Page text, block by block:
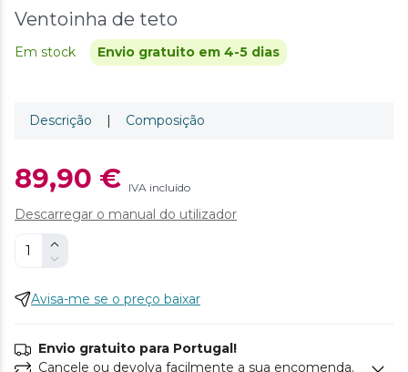
Ventoinha de teto
Em stock Envio gratuito em 4-5 dias
Descrição | Composição
89,90 € IVA incluído
Descarregar o manual do utilizador
Avisa-me se o preço baixar
Envio gratuito para Portugal!
Cancele ou devolva facilmente a sua encomenda.